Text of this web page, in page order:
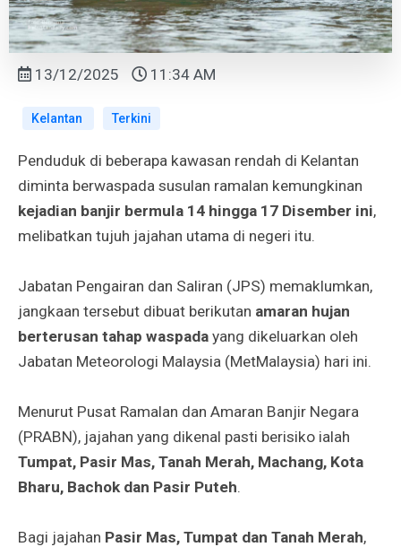
13/12/2025 11:34 AM
Kelantan Terkini
Penduduk di beberapa kawasan rendah di Kelantan
diminta berwaspada susulan ramalan kemungkinan
kejadian banjir bermula 14 hingga 17 Disember ini,
melibatkan tujuh jajahan utama di negeri itu.
Jabatan Pengairan dan Saliran (JPS) memaklumkan,
jangkaan tersebut dibuat berikutan amaran hujan
berterusan tahap waspada yang dikeluarkan oleh
Jabatan Meteorologi Malaysia (MetMalaysia) hari ini.
Menurut Pusat Ramalan dan Amaran Banjir Negara
(PRABN), jajahan yang dikenal pasti berisiko ialah
Tumpat, Pasir Mas, Tanah Merah, Machang, Kota
Bharu, Bachok dan Pasir Puteh.
Bagi jajahan Pasir Mas, Tumpat dan Tanah Merah,